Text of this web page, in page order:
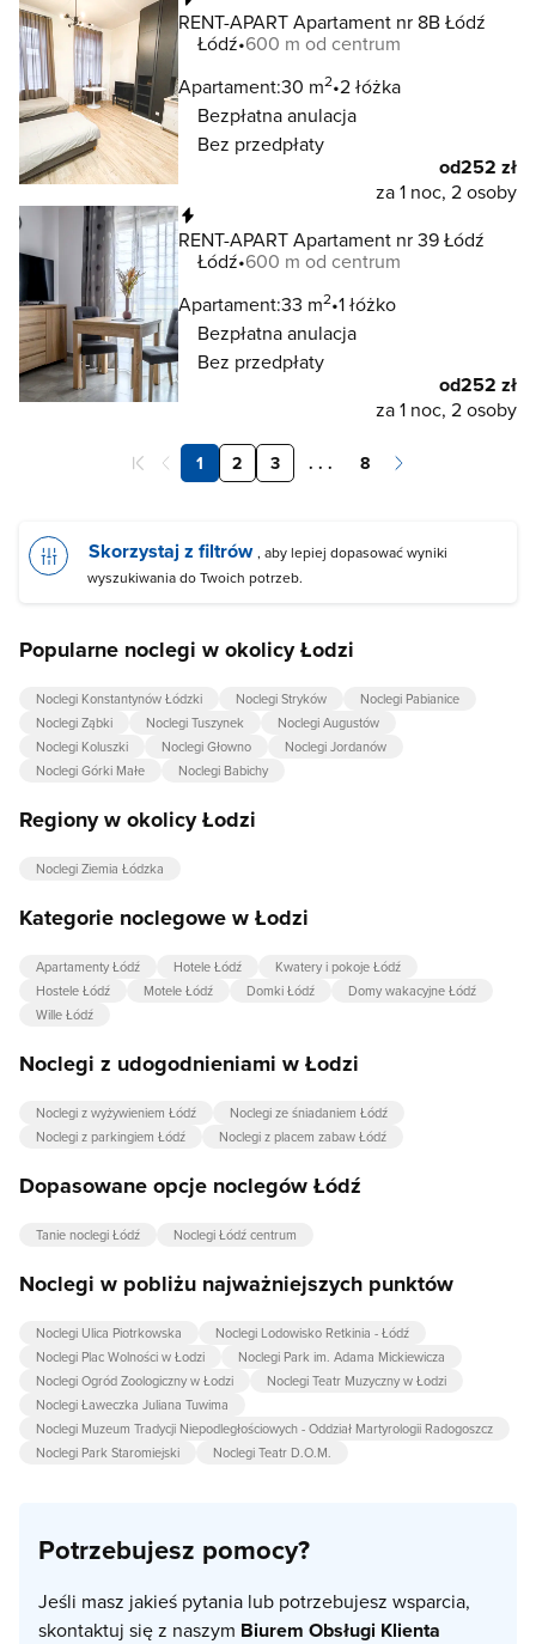
RENT-APART Apartament nr 8B Łódź
Łódź 600 m od centrum
Apartament:30 m2 2 łóżka
Bezpłatna anulacja
Bez przedpłaty
od252 zł
za 1 noc, 2 osoby
RENT-APART Apartament nr 39 Łódź
Łódź 600 m od centrum
Apartament:33 m2 1 łóżko
Bezpłatna anulacja
Bez przedpłaty
od252 zł
za 1 noc, 2 osoby
1 2 3 . . . 8
Skorzystaj z filtrów , aby lepiej dopasować wyniki
wyszukiwania do Twoich potrzeb.
Popularne noclegi w okolicy Łodzi
Noclegi Konstantynów Łódzki Noclegi Stryków
Noclegi Pabianice
Noclegi Ząbki
Noclegi Tuszynek
Noclegi Augustów
Noclegi Koluszki
Noclegi Głowno
Noclegi Jordanów
Noclegi Górki Małe
Noclegi Babichy
Regiony w okolicy Łodzi
Noclegi Ziemia Łódzka
Kategorie noclegowe w Łodzi
Apartamenty Łódź Hotele Łódź
Kwatery i pokoje Łódź
Hostele Łódź
Motele Łódź Domki Łódź
Domy wakacyjne Łódź
Wille Łódź
Noclegi z udogodnieniami w Łodzi
Noclegi z wyżywieniem Łódź
Noclegi ze śniadaniem Łódź
Noclegi z parkingiem Łódź
Noclegi z placem zabaw Łódź
Dopasowane opcje noclegów Łódź
Tanie noclegi Łódź Noclegi Łódź centrum
Noclegi w pobliżu najważniejszych punktów
Noclegi Ulica Piotrkowska
Noclegi Lodowisko Retkinia - Łódź
Noclegi Plac Wolności w Łodzi
Noclegi Park im. Adama Mickiewicza
Noclegi Ogród Zoologiczny w Łodzi
Noclegi Teatr Muzyczny w Łodzi
Noclegi Ławeczka Juliana Tuwima
Noclegi Muzeum Tradycji Niepodległościowych - Oddział Martyrologii Radogoszcz
Noclegi Park Staromiejski
Noclegi Teatr D.O.M.
Potrzebujesz pomocy?
Jeśli masz jakieś pytania lub potrzebujesz wsparcia,
skontaktuj się z naszym Biurem Obsługi Klienta